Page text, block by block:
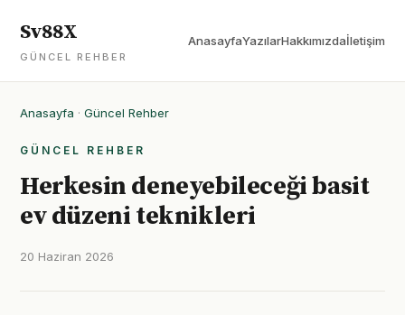
Sv88X
GÜNCEL REHBER
AnasayfaYazılarHakkımızdaİletişim
Anasayfa · Güncel Rehber
GÜNCEL REHBER
Herkesin deneyebileceği basit
ev düzeni teknikleri
20 Haziran 2026